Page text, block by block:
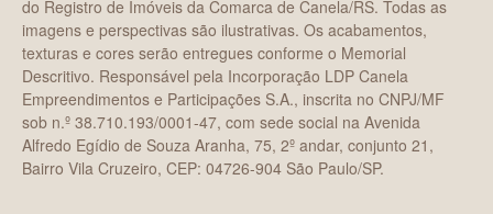
do Registro de Imóveis da Comarca de Canela/RS. Todas as
imagens e perspectivas são ilustrativas. Os acabamentos,
texturas e cores serão entregues conforme o Memorial
Descritivo. Responsável pela Incorporação LDP Canela
Empreendimentos e Participações S.A., inscrita no CNPJ/MF
sob n.º 38.710.193/0001-47, com sede social na Avenida
Alfredo Egídio de Souza Aranha, 75, 2º andar, conjunto 21,
Bairro Vila Cruzeiro, CEP: 04726-904 São Paulo/SP.